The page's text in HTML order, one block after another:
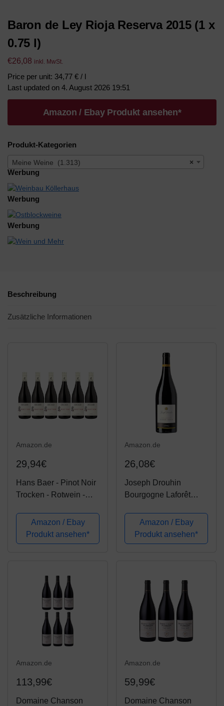
Baron de Ley Rioja Reserva 2015 (1 x
0.75 l)
€26,08 inkl. MwSt.
Price per unit: 34,77 € / l
Last updated on 4. August 2026 19:51
Amazon / Ebay Produkt ansehen*
Produkt-Kategorien
×
Meine Weine (1.313)
Werbung
Werbung
Werbung
Beschreibung
Zusätzliche Informationen
Amazon.de
29,94€
Hans Baer - Pinot Noir
Trocken - Rotwein -
Rheinhessen,
Deutschland (6 x 0.75
l)
Amazon / Ebay
Produkt ansehen*
Amazon.de
26,08€
Joseph Drouhin
Bourgogne Laforêt
trocken (1 x 0.75 l)
Amazon / Ebay
Produkt ansehen*
Amazon.de
113,99€
Domaine Chanson
Amazon.de
59,99€
Domaine Chanson